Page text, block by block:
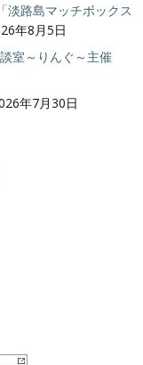
淡路島マッチボックス
年8月5日
室～りんぐ～主催
年7月30日